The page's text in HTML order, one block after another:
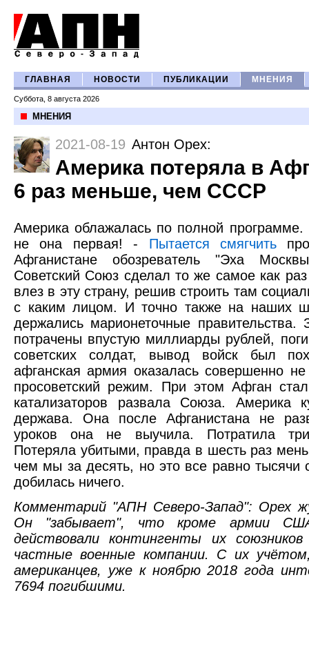
ГЛАВНАЯ НОВОСТИ ПУБЛИКАЦИИ МНЕНИЯ
Суббота, 8 августа 2026
МНЕНИЯ
2021-08-19 Антон Орех:
Америка потеряла в
6 раз меньше, чем СССР
Америка облажалась по полной
не она первая! - Пытается смягчить
Афганистане обозреватель "Эха
Советский Союз сделал то же самое как
влез в эту страну, решив строить там
с каким лицом. И точно также на наших
держались марионеточные
потрачены впустую миллиарды рублей,
советских солдат, вывод войск был
афганская армия оказалась совершенно
просоветский режим. При этом Афган
катализаторов развала Союза. Америка
держава. Она после Афганистана не
уроков она не выучила. Потратила
Потеряла убитыми, правда в шесть раз
чем мы за десять, но это все равно тысячи
добилась ничего.
Комментарий "АПН Северо-Запад": Орех
Он "забывает", что кроме армии
действовали контингенты их
частные военные компании. С их
американцев, уже к ноябрю 2018 года
7694 погибшими.